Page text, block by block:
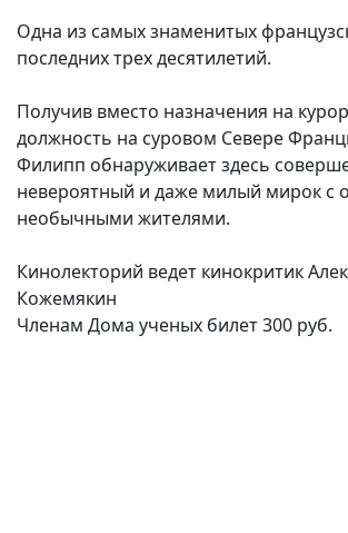
Одна из самых знаменитых
последних трех десятилетий.
Получив вместо назначения на
должность на суровом Севере
Филипп обнаруживает здесь
невероятный и даже милый мирок с
необычными жителями.
Кинолекторий ведет кинокритик
Кожемякин
Членам Дома ученых билет 300 руб.